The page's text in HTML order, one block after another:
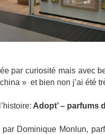
par curiosité mais avec
» et bien non j’ai été
Adopt’ – parfums
Dominique Monlun,